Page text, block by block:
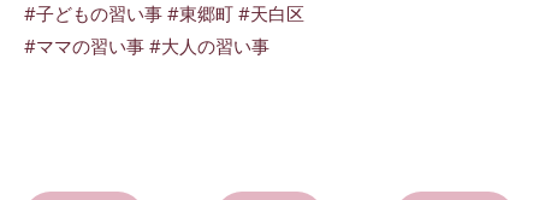
#子どもの習い事 #東郷町 #天白区
#ママの習い事 #大人の習い事